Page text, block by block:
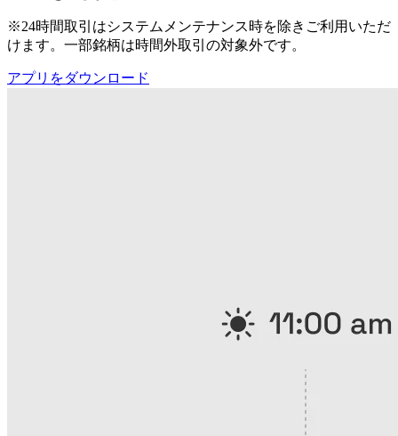
※24時間取引はシステムメンテナンス時を除きご利用いただ
けます。一部銘柄は時間外取引の対象外です。
アプリをダウンロード